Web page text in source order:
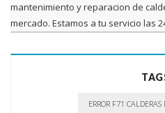
mantenimiento y reparacion de
mercado. Estamos a tu servicio las
ERROR F71